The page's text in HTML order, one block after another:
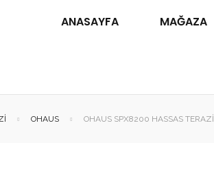
ANASAYFA MAĞAZA
OHAUS OHAUS SPX8200 HASSAS TERAZI